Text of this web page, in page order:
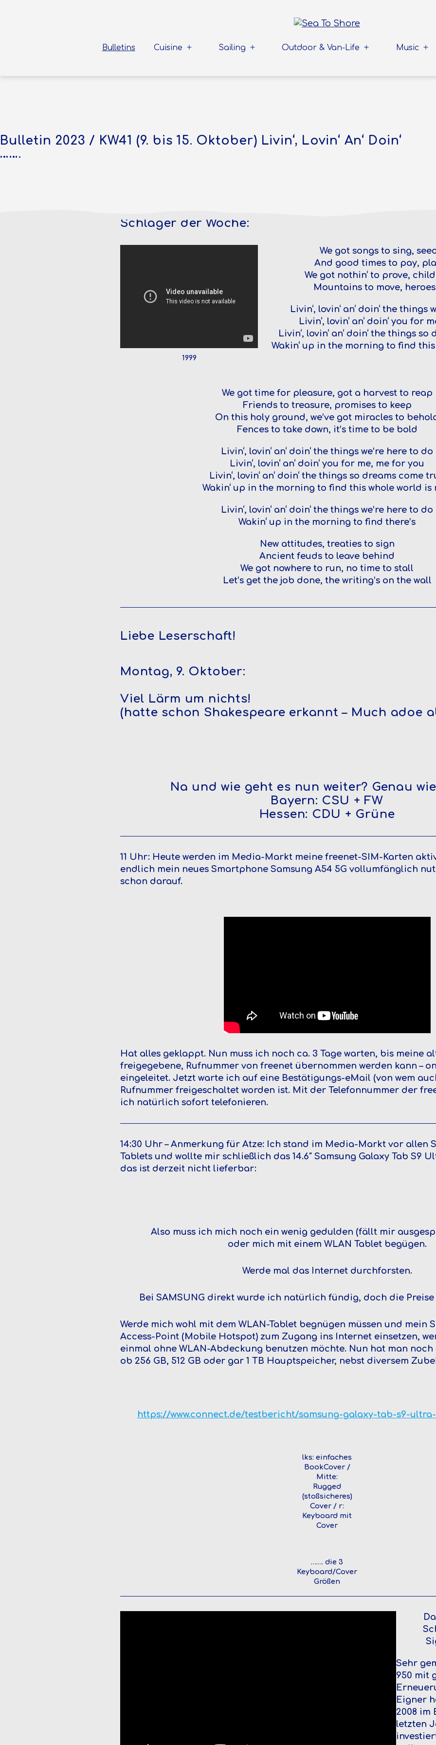
Bulletins Cuisine
Menü
Sailing
Menü
Outdoor & Van-Life
Menü
Music
Bulletin 2023 / KW41 (9. bis 15. Oktober) Livin‘, Lovin‘ An‘ Doin‘
…….
Schlager der Woche:
1999
We got songs to sing,
And good times to pay,
We got nothin‘ to prove,
Mountains to move,
Livin‘, lovin‘ an‘ doin‘ the things
Livin‘, lovin‘ an‘ doin‘ you for
Livin‘, lovin‘ an‘ doin‘ the things
Wakin‘ up in the morning to find
We got time for pleasure, got a harvest to reap
Friends to treasure, promises to keep
On this holy ground, we’ve got miracles to
Fences to take down, it’s time to be bold
Livin‘, lovin‘ an‘ doin‘ the things we’re here to do
Livin‘, lovin‘ an‘ doin‘ you for me, me for you
Livin‘, lovin‘ an‘ doin‘ the things so dreams come
Wakin‘ up in the morning to find this whole world is
Livin‘, lovin‘ an‘ doin‘ the things we’re here to do
Wakin‘ up in the morning to find there’s
New attitudes, treaties to sign
Ancient feuds to leave behind
We got nowhere to run, no time to stall
Let’s get the job done, the writing’s on the wall
Liebe Leserschaft!
Montag, 9. Oktober:
Viel Lärm um nichts!
(hatte schon Shakespeare erkannt – Much adoe
Na und wie geht es nun weiter? Genau
Bayern: CSU + FW
Hessen: CDU + Grüne
11 Uhr: Heute werden im Media-Markt meine freenet-SIM-Karten
endlich mein neues Smartphone Samsung A54 5G vollumfänglich
schon darauf.
Hat alles geklappt. Nun muss ich noch ca. 3 Tage warten, bis meine
freigegebene, Rufnummer von freenet übernommen werden kann –
eingeleitet. Jetzt warte ich auf eine Bestätigungs-eMail (von wem
Rufnummer freigeschaltet worden ist. Mit der Telefonnummer der
ich natürlich sofort telefonieren.
14:30 Uhr – Anmerkung für Atze: Ich stand im Media-Markt vor allen
Tablets und wollte mir schließlich das 14.6″ Samsung Galaxy Tab S9
das ist derzeit nicht lieferbar:
Also muss ich mich noch ein wenig gedulden (fällt mir
oder mich mit einem WLAN Tablet begügen.
Werde mal das Internet durchforsten.
Bei SAMSUNG direkt wurde ich natürlich fündig, doch die
Werde mich wohl mit dem WLAN-Tablet begnügen müssen und mein
Access-Point (Mobile Hotspot) zum Zugang ins Internet einsetzen,
einmal ohne WLAN-Abdeckung benutzen möchte. Nun hat man
ob 256 GB, 512 GB oder gar 1 TB Hauptspeicher, nebst diversem
https://www.connect.de/testbericht/samsung-galaxy-tab-s9-
lks: einfaches
BookCover /
Mitte:
Rugged
(stoßsicheres)
Cover / r:
Keyboard mit
Cover
……. die 3
Keyboard/Cover
Größen
Sehr
950 mit
Eigner
2008 im
letzten